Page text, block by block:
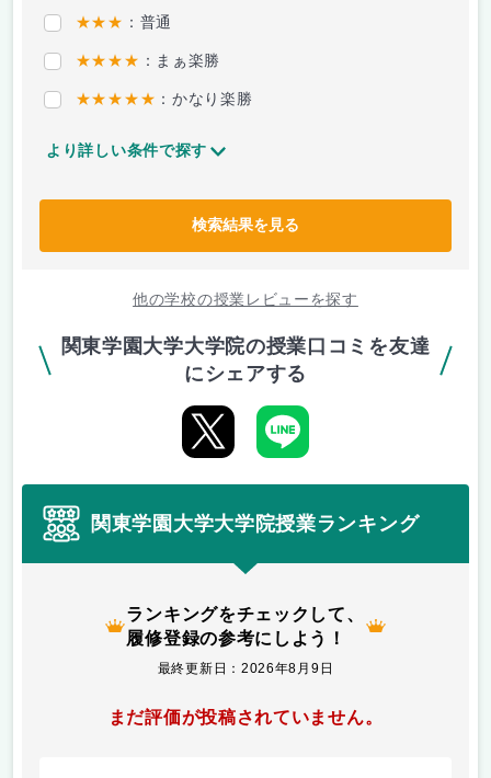
★★★ ：普通
★★★★ ：まぁ楽勝
★★★★★ ：かなり楽勝
より詳しい条件で探す
検索結果を見る
他の学校の授業レビューを探す
関東学園大学大学院の授業口コミを友達
にシェアする
関東学園大学大学院授業ランキング
ランキングをチェックして、
履修登録の参考にしよう！
最終更新日：2026年8月9日
まだ評価が投稿されていません。